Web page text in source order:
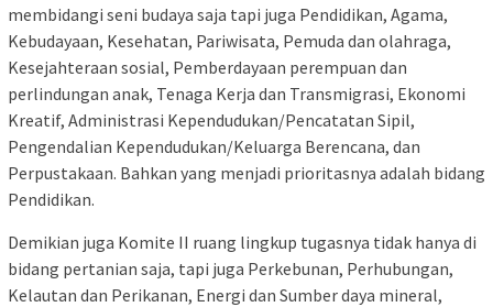
membidangi seni budaya saja tapi juga Pendidikan, Agama,
Kebudayaan, Kesehatan, Pariwisata, Pemuda dan olahraga,
Kesejahteraan sosial, Pemberdayaan perempuan dan
perlindungan anak, Tenaga Kerja dan Transmigrasi, Ekonomi
Kreatif, Administrasi Kependudukan/Pencatatan Sipil,
Pengendalian Kependudukan/Keluarga Berencana, dan
Perpustakaan. Bahkan yang menjadi prioritasnya adalah bidang
Pendidikan.
Demikian juga Komite II ruang lingkup tugasnya tidak hanya di
bidang pertanian saja, tapi juga Perkebunan, Perhubungan,
Kelautan dan Perikanan, Energi dan Sumber daya mineral,